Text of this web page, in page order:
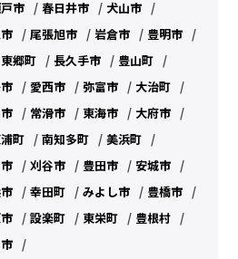
市 春日井市
犬山市
尾張旭市 岩倉市
豊明市
東郷町 長久手市
豊山町
愛西市 弥富市
大治町
常滑市 東海市
大府市
町 南知多町
美浜町
刈谷市 豊田市
安城市
幸田町 みよし市
豊橋市
設楽町 東栄町
豊根村